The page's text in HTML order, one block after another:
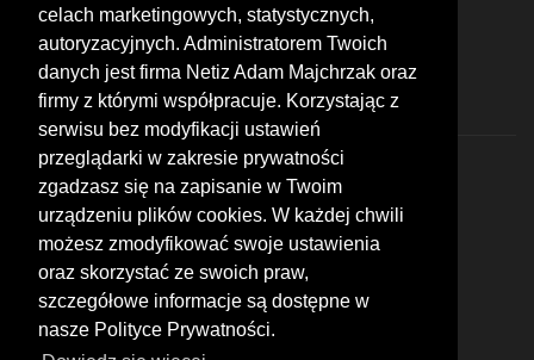
celach marketingowych, statystycznych,
autoryzacyjnych. Administratorem Twoich
danych jest firma Netiz Adam Majchrzak oraz
firmy z którymi współpracuje. Korzystając z
serwisu bez modyfikacji ustawień
przeglądarki w zakresie prywatności
zgadzasz się na zapisanie w Twoim
urządzeniu plików cookies. W każdej chwili
możesz zmodyfikować swoje ustawienia
oraz skorzystać ze swoich praw,
szczegółowe informacje są dostępne w
nasze Polityce Prywatności.
FOLLOW US
© 2026 by MotoWhizzer.com
All rights reserved.
KONTAKT
ul. Chopina 16, I piętro